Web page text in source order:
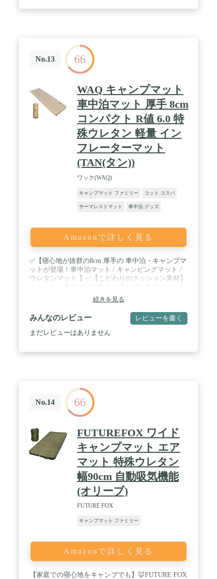
マットレスの正面は頑丈な40Dナイロン素材+多層防
水で耐久性のあるTPU素材、高い強度と防水性を持
って、雨でもタオルでちょっと拭くだけ座れます。
アウトドアマット、キャンプマット、テントマット
など、さまざまな用途に使用されます。キャンプ、
登山、キャンプ、オフィス、宿泊に使用できます。
地震や災害が発生した場合の防災グッズとしてもお
すすめです。 / 🎄【足踏み式・複数連結可能】この
エアーマットはポンプや空気充填機を単独で購入す
る必要はありません。足部には足踏み式エアポンプ
が内蔵されており、電動エアポンプ、手動エアポン
プ、吹き付けなどの従来の空気充填方式とは異な
り、足でエアポンプを押して約1～2分で充気が完了
します。女性、子供、老人は簡単に完成でき、排気
ッションの両側には接続ボタンが付いており、ボタ
を無限に接続できます。 / 🎄【コンパクト・広範な
適用性】エアーマットは総重量:830g●使用時サイズ:
収納スペースをとらず、持ち運びも簡単です。 アウ
トドアマットは日常の活動にも役立ちます。 スポー
でのバーベキューなど、パーティーにぴったりで
す。 室内で使用しても違和感はありません。 / 💌
【知っておいていただきたいこと 】❶【空気の抜け
なっているので、1段目の栓を開けると逆流防止状
態、2段目の栓まで開けると一瞬で空気も抜けま
す。❷【空気漏れについての説明】このタイプのエ
アーマットはタイヤのように完全に密閉ではないで
すから、1日のご使用で若干の減圧があるため、連
何か不明な点がございましだらいつでもご連絡くだ
さい。ご連絡の方法：アカウントサービス内の「ア
カウントサービス」→「注文履歴」→「販売元」
→「質問する」から、お気軽にお問合せ下さい。ご
No.13 66
WAQ キャンプマット
車中泊マット 厚手 8cm
コンパクト R値 6.0 特
殊ウレタン 軽量 イン
フレーターマット
(TAN(タン))
ワック(WAQ)
キャンプマット ファミリー コット コスパ
サーマレストマット 車中泊 グッズ
Amazonで詳しく見る
✅【寝心地が抜群の8cm 厚手の 車中泊・キャンプマ
ットが登場！車中泊マット / キャンピングマット /
ウレタンマット 】✅【こだわりのクッション素材】
使用。さらにひし形に打ち抜いた形状に設計し空気
によるマットの張りとウレタンによる程よい沈み込
みを実現！ / ✅【睡眠の妨害をシャットアウト】厚
手の8cmで車内の段差や地面のデコボコを解消！底
つき感もなく冬の気になる地面からの冷気もシャッ
睡眠にも役に立ちますので防災マットとしても車に
積んでおけば安心です。✅【自動膨張！特大バルブ
2個搭載】バルブを開くと自動で空気が入ります！
さらに特大バルブを2個搭載した事で膨張スピード
を上げました！約3分ほどで使用できるまで膨らみ
ます ✅【ズレない滑り止め加工】マット裏面には滑
り止め加工を施していますのでフローリングの上や
滑りやすい場所でも安定してご使用頂けます。 /
✅【お好みの硬さに調節】バルブから息を吹き込む
と固めにバルブを開け空気を抜くと柔らかめに調整
可能。 / ✅【連結可能】両サイドに連結用のボタン
があり2枚以上繋げられます ✅【補修テープ付属】
補修用のテープが付属しており万が一マット生地に
穴が空いて空気が漏れてしまってもテープを貼るだ
安心です。 / ✅収納袋 ゴムバンド付属 収納袋に設営
日から1年間有効。
続きを見る
みんなのレビュー レビューを書く
まだレビューはありません
No.14 66
FUTUREFOX ワイド
キャンプマット エア
マット 特殊ウレタン
幅90cm 自動吸気機能
(オリーブ)
FUTURE FOX
キャンプマット ファミリー
Amazonで詳しく見る
【家庭での寝心地をキャンプでも】🦊FUTURE FOX